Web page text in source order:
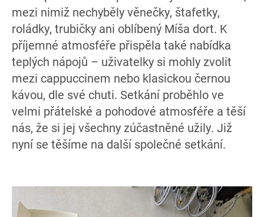
mezi nimiž nechyběly věnečky, štafetky,
roládky, trubičky ani oblíbený Míša dort. K
příjemné atmosféře přispěla také nabídka
teplých nápojů – uživatelky si mohly zvolit
mezi cappuccinem nebo klasickou černou
kávou, dle své chuti. Setkání proběhlo ve
velmi přátelské a pohodové atmosféře a těší
nás, že si jej všechny zúčastněné užily. Již
nyní se těšíme na další společné setkání.